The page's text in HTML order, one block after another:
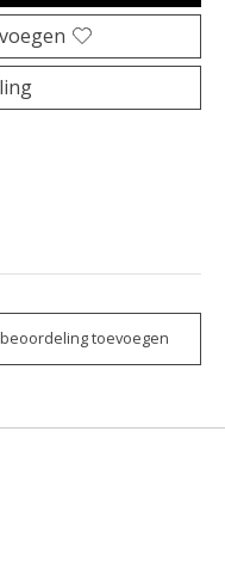
beoordeling toevoegen